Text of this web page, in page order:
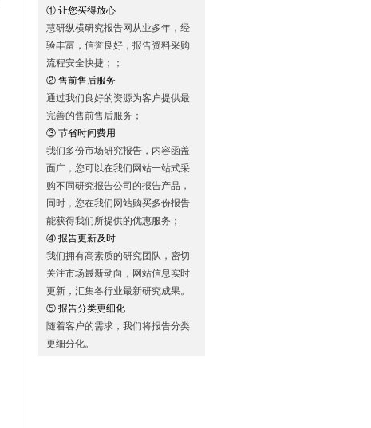
① 让您买得放心
慧研纵横研究报告网从业多年，经
验丰富，信誉良好，报告资料采购
流程安全快捷；；
② 售前售后服务
通过我们良好的资源为客户提供最
完善的售前售后服务；
③ 节省时间费用
我们多份市场研究报告，内容函盖
面广，您可以在我们网站一站式采
购不同研究报告公司的报告产品，
同时，您在我们网站购买多份报告
能获得我们所提供的优惠服务；
④ 报告更新及时
我们拥有高素质的研究团队，密切
关注市场最新动向，网站信息实时
更新，汇集各行业最新研究成果。
⑤ 报告分类更细化
随着客户的需求，我们将报告分类
更细分化。